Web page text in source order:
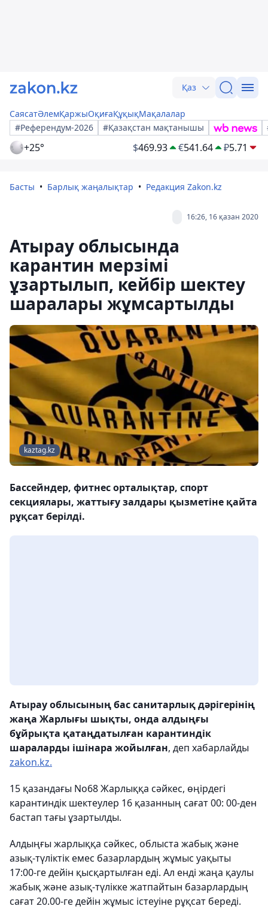
Қаз
СаясатӘлемҚаржыОқиғаҚұқықМақалалар
#Референдум-2026
#Қазақстан мақтанышы
+25° $469.93 €541.64 ₽5.71
Басты Барлық жаңалықтар Редакция Zakon.kz
16:26, 16 қазан 2020
Атырау облысында
карантин мерзімі
ұзартылып, кейбір шектеу
шаралары жұмсартылды
kaztag.kz
Бассейндер, фитнес орталықтар, спорт
секциялары, жаттығу залдары қызметіне қайта
рұқсат берілді.
Атырау облысының бас санитарлық дәрігерінің
жаңа Жарлығы шықты, онда алдыңғы
бұйрықта қатаңдатылған карантиндік
шараларды ішінара жойылған, деп хабарлайды
zakon.kz.
15 қазандағы No68 Жарлыққа сәйкес, өңірдегі
карантиндік шектеулер 16 қазанның сағат 00: 00-ден
бастап тағы ұзартылды.
Алдыңғы жарлыққа сәйкес, облыста жабық және
азық-түліктік емес базарлардың жұмыс уақыты
17:00-ге дейін қысқартылған еді. Ал енді жаңа қаулы
жабық және азық-түлікке жатпайтын базарлардың
сағат 20.00-ге дейін жұмыс істеуіне рұқсат береді.